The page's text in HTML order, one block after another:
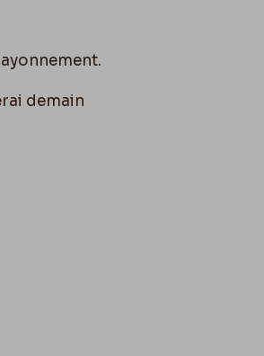
du Musée Félicien Rops
demain